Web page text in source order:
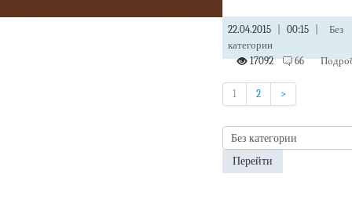
22.04.2015 00:15
Без
категории
17092
66
1 2 >
Перейти